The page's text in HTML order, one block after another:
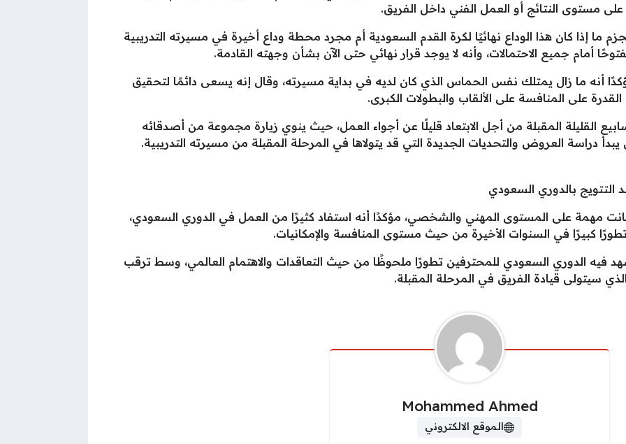
مستوى النتائج أو العمل الفني داخل الفريق.
ما إذا كان هذا الوداع نهائيًا لكرة القدم السعودية أم مجرد محطة وداع أخيرة في مسيرته التدريبية
أمام جميع الاحتمالات، وأنه لا يوجد قرار نهائي حتى الآن بشأن وجهته القادمة.
أنه ما زال يمتلك نفس الحماس الذي كان لديه في بداية مسيرته، وقال إنه يسعى دائمًا لتحقيق
على المنافسة على الألقاب والبطولات الكبرى.
القليلة المقبلة من أجل الابتعاد قليلًا عن أجواء العمل، حيث ينوي زيارة مجموعة من أصدقائه
دراسة العروض والتحديات الجديدة التي قد يتولاها في المرحلة المقبلة من مسيرته التدريبية.
بالدوري السعودي
مهمة على المستوى المهني والشخصي، مؤكدًا أنه استفاد كثيرًا من العمل في الدوري السعودي،
كبيرًا في السنوات الأخيرة من حيث مستوى المنافسة والإمكانيات.
فيه الدوري السعودي للمحترفين تطورًا ملحوظًا من حيث التعاقدات والاهتمام العالمي، وسط ترقب
سيتولى قيادة الفريق في المرحلة المقبلة.
Mohammed Ahmed
الموقع الالكتروني